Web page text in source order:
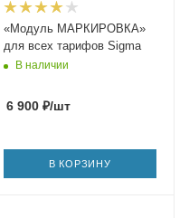
«Модуль МАРКИРОВКА»
для всех тарифов Sigma
В наличии
6 900₽/шт
В КОРЗИНУ